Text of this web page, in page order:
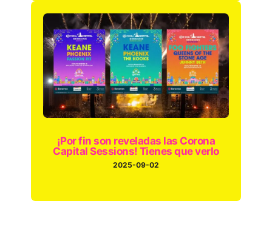
¡Por fin son reveladas las Corona
Capital Sessions! Tienes que verlo
2025-09-02